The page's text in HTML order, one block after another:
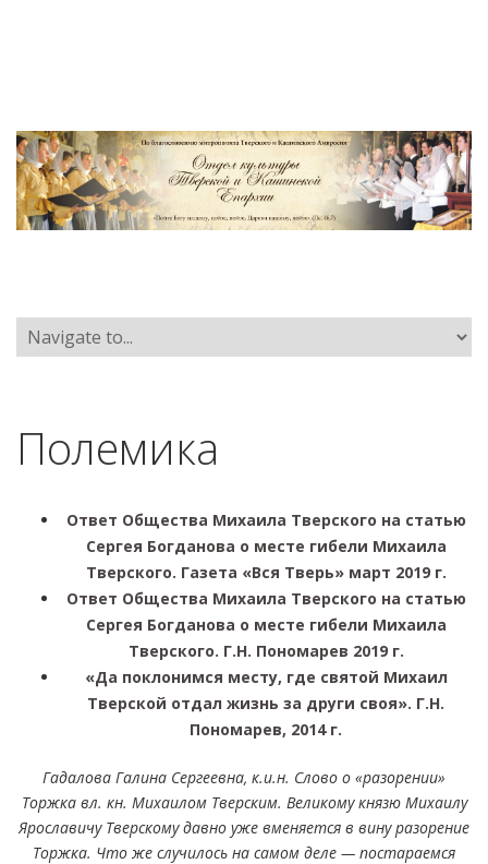
Полемика
Ответ Общества Михаила Тверского на статью
Сергея Богданова о месте гибели Михаила
Тверского. Газета «Вся Тверь» март 2019 г.
Ответ Общества Михаила Тверского на статью
Сергея Богданова о месте гибели Михаила
Тверского. Г.Н. Пономарев 2019 г.
«Да поклонимся месту, где святой Михаил
Тверской отдал жизнь за други своя». Г.Н.
Пономарев, 2014 г.
Гадалова Галина Сергеевна, к.и.н. Слово о «разорении»
Торжка вл. кн. Михаилом Тверским. Великому князю Михаилу
Ярославичу Тверскому давно уже вменяется в вину разорение
Торжка. Что же случилось на самом деле — постараемся